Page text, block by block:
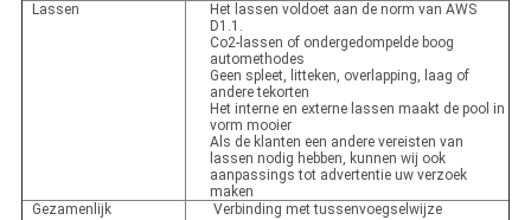
Lassen
Het lassen voldoet aan de norm van AWS
D1.1.
Co2-lassen of ondergedompelde boog
automethodes
Geen spleet, litteken, overlapping, laag of
andere tekorten
Het interne en externe lassen maakt de pool in
vorm mooier
Als de klanten een andere vereisten van
lassen nodig hebben, kunnen wij ook
aanpassings tot advertentie uw verzoek
maken
Gezamenlijk
Verbinding met tussenvoegselwijze